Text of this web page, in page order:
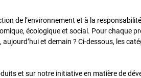
de l’environnement et à la
écologique et social. Pour chaque
et demain ? Ci-dessous, les
et sur notre initiative en matière de